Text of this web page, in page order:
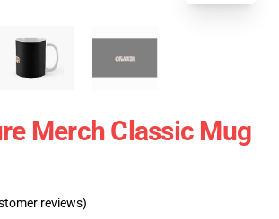
Merch Classic Mug
reviews)